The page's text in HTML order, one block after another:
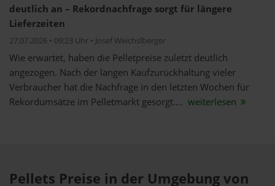
deutlich an – Rekordnachfrage sorgt für längere
Lieferzeiten
27.07.2026 • 09:23 Uhr • Josef Weichslberger
Wie erwartet, haben die Pelletpreise zuletzt deutlich
angezogen. Nach der langen Kaufzurückhaltung vieler
Verbraucher hat die Nachfrage in den letzten Wochen für
Rekordumsätze im Pelletmarkt gesorgt.... weiterlesen
Pellets Preise in der Umgebung von